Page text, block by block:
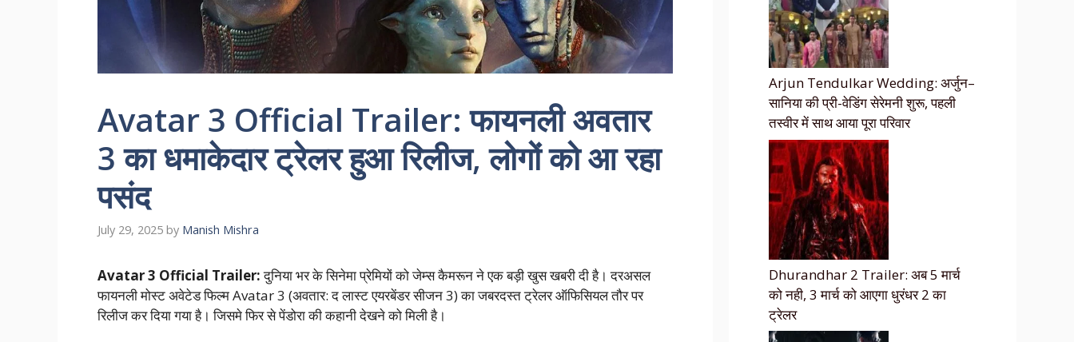
Avatar 3 Official Trailer: फायनली अवतार
3 का धमाकेदार ट्रेलर हुआ रिलीज, लोगों को आ रहा
पसंद
July 29, 2025 by Manish Mishra
Avatar 3 Official Trailer:दुनिया भर के सिनेमा प्रेमियों को जेम्स कैमरून ने एक बड़ी खुस खबरी दी है। दरअसल
फायनली मोस्ट अवेटेड फिल्म Avatar 3 (अवतार: द लास्ट एयरबेंडर सीजन 3) का जबरदस्त ट्रेलर ऑफिसियल तौर पर
रिलीज कर दिया गया है। जिसमे फिर से पेंडोरा की कहानी देखने को मिली है।
Arjun Tendulkar Wedding: अर्जुन–
सानिया की प्री-वेडिंग सेरेमनी शुरू, पहली
तस्वीर में साथ आया पूरा परिवार
Dhurandhar 2 Trailer: अब 5 मार्च
को नही, 3 मार्च को आएगा धुरंधर 2 का
ट्रेलर